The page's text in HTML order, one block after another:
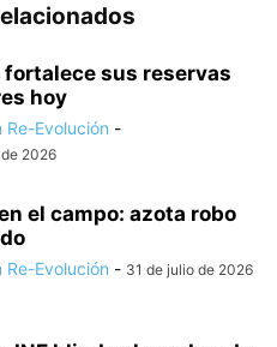
fortalece sus reservas
hoy
Re-Evolución -
2026
el campo: azota robo
Re-Evolución - 31 de julio de 2026